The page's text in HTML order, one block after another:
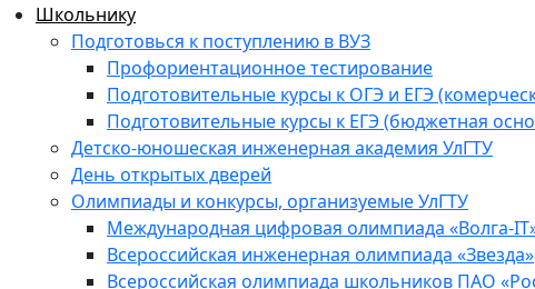
Школьнику
Подготовься к поступлению в ВУЗ
Профориентационное тестирование
Подготовительные курсы к ОГЭ и ЕГЭ
Подготовительные курсы к ЕГЭ (бюджетная
Детско-юношеская инженерная академия УлГТУ
День открытых дверей
Олимпиады и конкурсы, организуемые УлГТУ
Международная цифровая олимпиада «Волга-
Всероссийская инженерная олимпиада «Звезда»
Всероссийская олимпиада школьников ПАО